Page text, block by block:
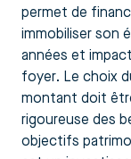
permet de
immobiliser son
années et
foyer. Le choix
montant doit
rigoureuse des
objectifs